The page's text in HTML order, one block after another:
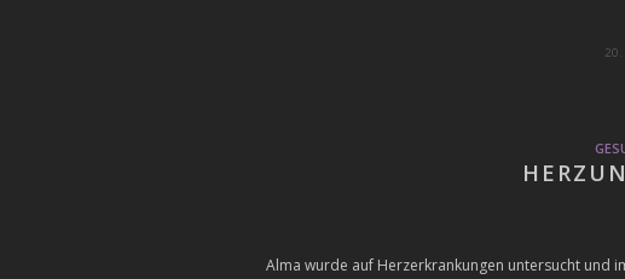
20.
Alma wurde auf Herzerkrankungen untersucht und